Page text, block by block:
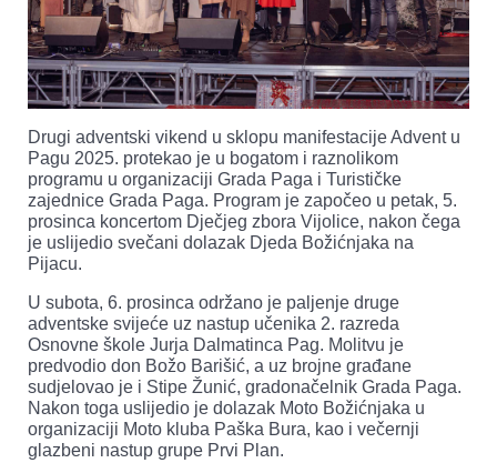
Drugi adventski vikend u sklopu manifestacije Advent u
Pagu 2025. protekao je u bogatom i raznolikom
programu u organizaciji Grada Paga i Turističke
zajednice Grada Paga. Program je započeo u petak, 5.
prosinca koncertom Dječjeg zbora Vijolice, nakon čega
je uslijedio svečani dolazak Djeda Božićnjaka na
Pijacu.
U subota, 6. prosinca održano je paljenje druge
adventske svijeće uz nastup učenika 2. razreda
Osnovne škole Jurja Dalmatinca Pag. Molitvu je
predvodio don Božo Barišić, a uz brojne građane
sudjelovao je i Stipe Žunić, gradonačelnik Grada Paga.
Nakon toga uslijedio je dolazak Moto Božićnjaka u
organizaciji Moto kluba Paška Bura, kao i večernji
glazbeni nastup grupe Prvi Plan.